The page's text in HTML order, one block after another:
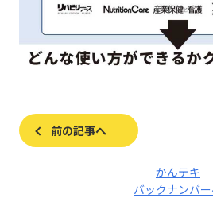
前の記事へ
かんテキ
バックナンバ